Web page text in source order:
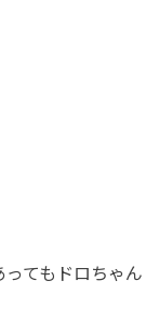
てもドロちゃん